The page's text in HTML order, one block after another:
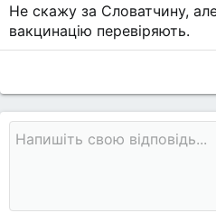
Не скажу за Словатчину,
вакцинацію перевіряють.